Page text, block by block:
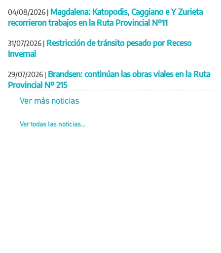
04/08/2026 | Magdalena: Katopodis, Caggiano e Y Zurieta
recorrieron trabajos en la Ruta Provincial Nº11
31/07/2026 | Restricción de tránsito pesado por Receso
Invernal
29/07/2026 | Brandsen: continúan las obras viales en la Ruta
Provincial Nº 215
Ver más noticias
Ver todas las noticias...